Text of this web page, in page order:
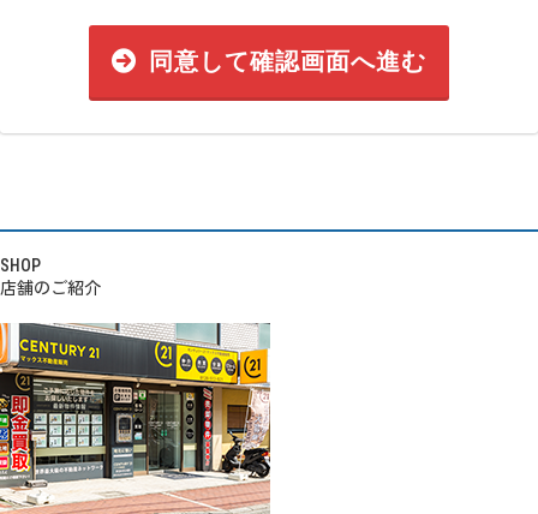
同意して確認画面へ進む
SHOP
店舗のご紹介